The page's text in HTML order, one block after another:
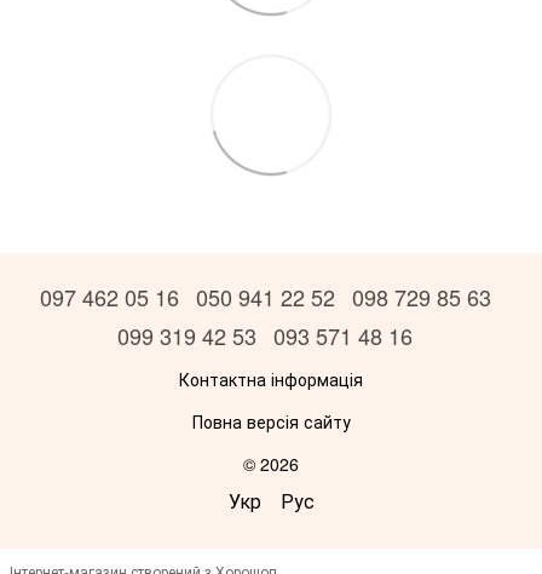
097 462 05 16 050 941 22 52 098 729 85 63
099 319 42 53 093 571 48 16
Контактна інформація
Повна версія сайту
© 2026
Укр Рус